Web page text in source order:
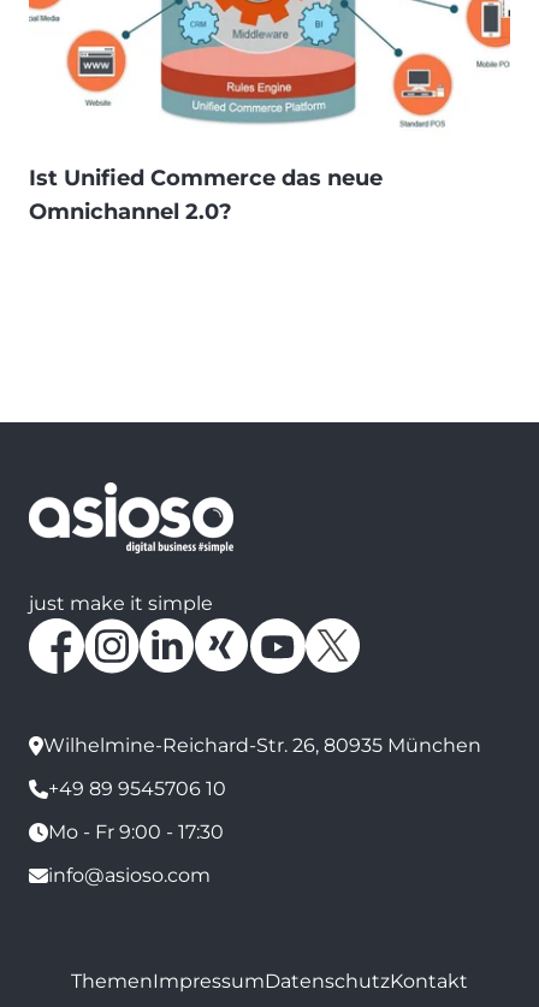
Ist Unified Commerce das neue
Omnichannel 2.0?
just make it simple
Wilhelmine-Reichard-Str. 26, 80935 München
+49 89 9545706 10
Mo - Fr 9:00 - 17:30
info@asioso.com
ThemenImpressumDatenschutzKontakt